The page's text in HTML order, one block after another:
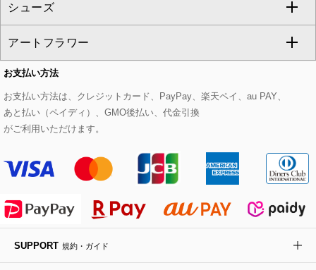
eur3
Maison de CINQ
MK MICHEL KLEIN BAG
HIROKO KOSHINO
タンクトップ・キャミソール
スウェット・ジャージー
その他のトップス
その他のパンツ
その他のスカート
セットアップジャケット
セットアップパンツ
セットアップスカート
セットアップワンピース
ダッフルコート
チェスターコート
モッズコート
ステンカラーコート
ライダースジャケット
デニムジャケット
ダウンジャケット・コート
ストール・マフラー・スヌード
ベルト・サスペンダー
帽子
ヘアアクセサリー
ハンカチ・バンダナ
手袋
チャーム・ストラップ
ネックレス
ピアス・イヤリング
ブレスレット・バングル
ブローチ・コサージュ
すべてのバッグ
トートバッグ
ショルダーバッグ
ボストンバッグ
バックパック・リュック
ボディバッグ・メッセンジャーバッグ
トラベルバッグ
シューズ
すべてのシューズ
パンプス
スニーカー
フラットシューズ
ローファー
ドレスシューズ
アートフラワー
すべてのアートフラワー
ローズ
カサブランカ・カラー
ラナンキュラス
ポプリアレンジ＆フレグランス
お支払い方法
お支払い方法は、クレジットカード、PayPay、楽天ペイ、au PAY、
あと払い（ペイディ）、GMO後払い、代金引換
がご利用いただけます。
SUPPORT 規約・ガイド